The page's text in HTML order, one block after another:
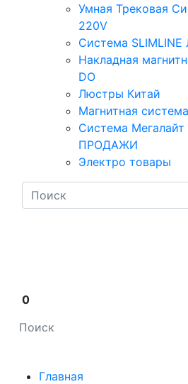
Умная Трековая
220V
Система
Накладная
DO
Люстры Китай
Магнитная
Система
ПРОДАЖИ
Электро товары
0
Главная